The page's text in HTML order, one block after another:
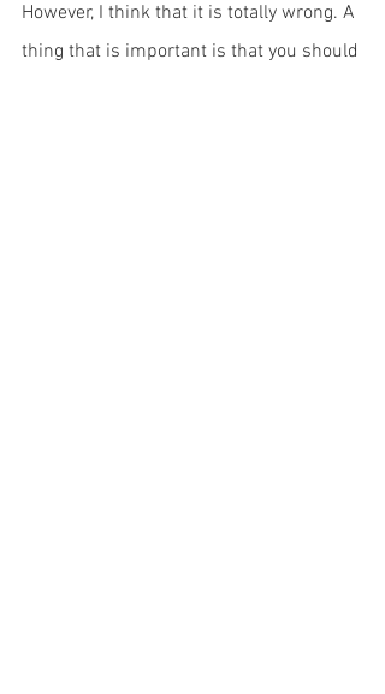
However, I think that it is totally wrong. A
thing that is important is that you should